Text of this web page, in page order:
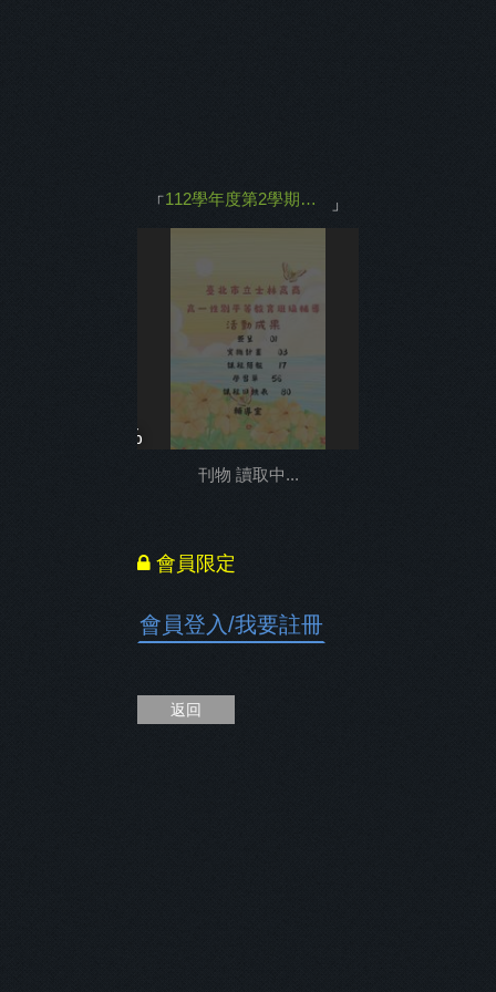
「 112學年度第2學期班級輔導 」
0%
刊物 讀取中...
會員限定
會員登入/我要註冊
返回